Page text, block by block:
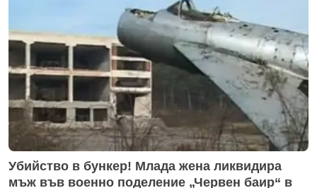
Убийство в бункер! Млада жена ликвидира
мъж във военно поделение „Червен баир“ в